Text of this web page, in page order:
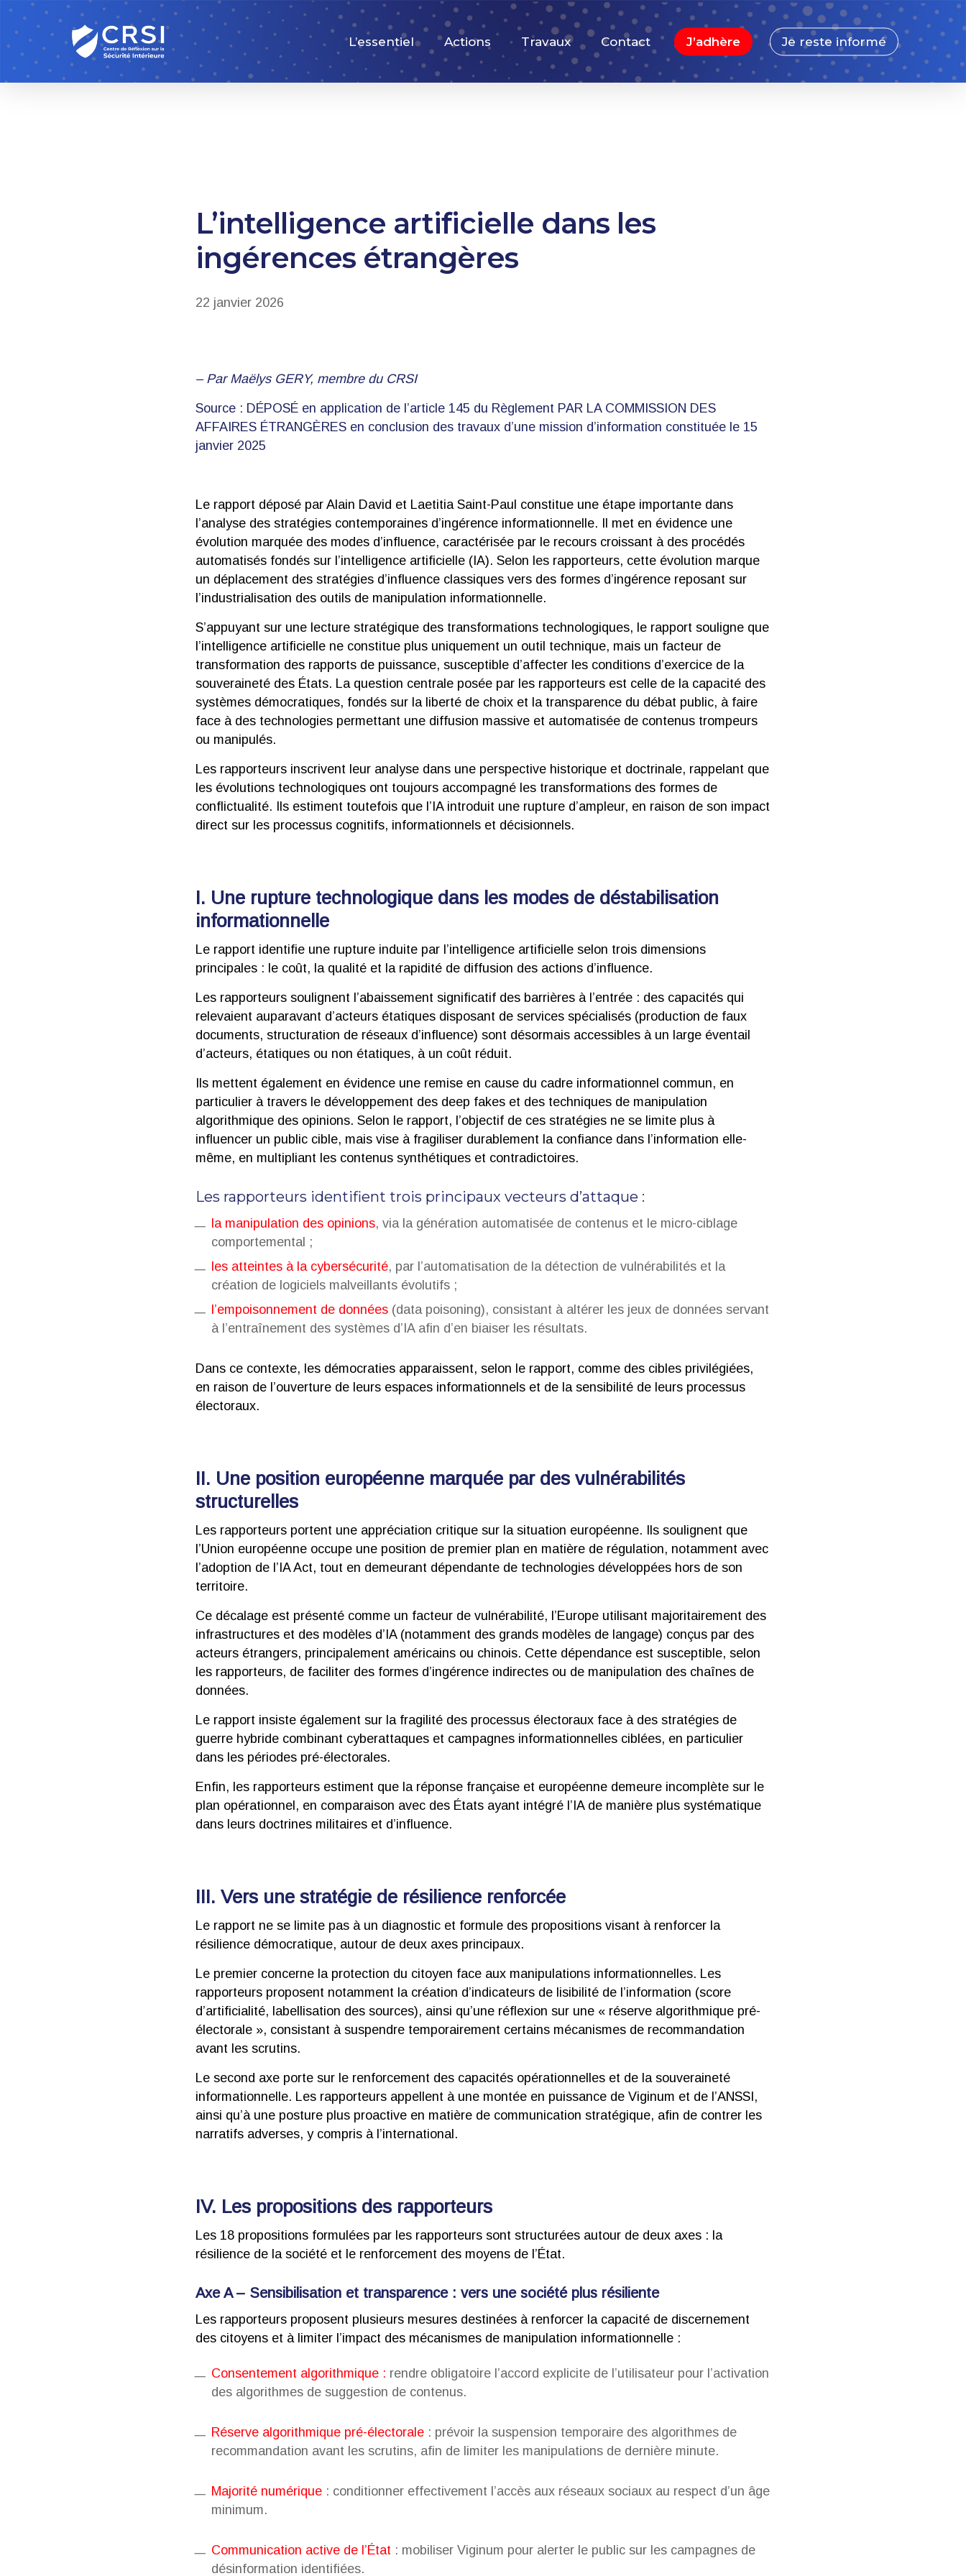
Skip
main
content
L’essentiel Actions Travaux Contact J’adhère Je reste informé
L’intelligence artificielle dans les
ingérences étrangères
22 janvier 2026
– Par Maëlys GERY, membre du CRSI
Source : DÉPOSÉ en application de l’article 145 du Règlement PAR LA COMMISSION DES
AFFAIRES ÉTRANGÈRES en conclusion des travaux d’une mission d’information constituée le 15
janvier 2025
Le rapport déposé par Alain David et Laetitia Saint-Paul constitue une étape importante dans
l’analyse des stratégies contemporaines d’ingérence informationnelle. Il met en évidence une
évolution marquée des modes d’influence, caractérisée par le recours croissant à des procédés
automatisés fondés sur l’intelligence artificielle (IA). Selon les rapporteurs, cette évolution marque
un déplacement des stratégies d’influence classiques vers des formes d’ingérence reposant sur
l’industrialisation des outils de manipulation informationnelle.
S’appuyant sur une lecture stratégique des transformations technologiques, le rapport souligne que
l’intelligence artificielle ne constitue plus uniquement un outil technique, mais un facteur de
transformation des rapports de puissance, susceptible d’affecter les conditions d’exercice de la
souveraineté des États. La question centrale posée par les rapporteurs est celle de la capacité des
systèmes démocratiques, fondés sur la liberté de choix et la transparence du débat public, à faire
face à des technologies permettant une diffusion massive et automatisée de contenus trompeurs
ou manipulés.
Les rapporteurs inscrivent leur analyse dans une perspective historique et doctrinale, rappelant que
les évolutions technologiques ont toujours accompagné les transformations des formes de
conflictualité. Ils estiment toutefois que l’IA introduit une rupture d’ampleur, en raison de son impact
direct sur les processus cognitifs, informationnels et décisionnels.
I. Une rupture technologique dans les modes de déstabilisation
informationnelle
Le rapport identifie une rupture induite par l’intelligence artificielle selon trois dimensions
principales : le coût, la qualité et la rapidité de diffusion des actions d’influence.
Les rapporteurs soulignent l’abaissement significatif des barrières à l’entrée : des capacités qui
relevaient auparavant d’acteurs étatiques disposant de services spécialisés (production de faux
documents, structuration de réseaux d’influence) sont désormais accessibles à un large éventail
d’acteurs, étatiques ou non étatiques, à un coût réduit.
Ils mettent également en évidence une remise en cause du cadre informationnel commun, en
particulier à travers le développement des deep fakes et des techniques de manipulation
algorithmique des opinions. Selon le rapport, l’objectif de ces stratégies ne se limite plus à
influencer un public cible, mais vise à fragiliser durablement la confiance dans l’information elle-
même, en multipliant les contenus synthétiques et contradictoires.
Les rapporteurs identifient trois principaux vecteurs d’attaque :
la manipulation des opinions, via la génération automatisée de contenus et le micro-ciblage
comportemental ;
les atteintes à la cybersécurité, par l’automatisation de la détection de vulnérabilités et la
création de logiciels malveillants évolutifs ;
l’empoisonnement de données (data poisoning), consistant à altérer les jeux de données servant
à l’entraînement des systèmes d’IA afin d’en biaiser les résultats.
Dans ce contexte, les démocraties apparaissent, selon le rapport, comme des cibles privilégiées,
en raison de l’ouverture de leurs espaces informationnels et de la sensibilité de leurs processus
électoraux.
II. Une position européenne marquée par des vulnérabilités
structurelles
Les rapporteurs portent une appréciation critique sur la situation européenne. Ils soulignent que
l’Union européenne occupe une position de premier plan en matière de régulation, notamment avec
l’adoption de l’IA Act, tout en demeurant dépendante de technologies développées hors de son
territoire.
Ce décalage est présenté comme un facteur de vulnérabilité, l’Europe utilisant majoritairement des
infrastructures et des modèles d’IA (notamment des grands modèles de langage) conçus par des
acteurs étrangers, principalement américains ou chinois. Cette dépendance est susceptible, selon
les rapporteurs, de faciliter des formes d’ingérence indirectes ou de manipulation des chaînes de
données.
Le rapport insiste également sur la fragilité des processus électoraux face à des stratégies de
guerre hybride combinant cyberattaques et campagnes informationnelles ciblées, en particulier
dans les périodes pré-électorales.
Enfin, les rapporteurs estiment que la réponse française et européenne demeure incomplète sur le
plan opérationnel, en comparaison avec des États ayant intégré l’IA de manière plus systématique
dans leurs doctrines militaires et d’influence.
III. Vers une stratégie de résilience renforcée
Le rapport ne se limite pas à un diagnostic et formule des propositions visant à renforcer la
résilience démocratique, autour de deux axes principaux.
Le premier concerne la protection du citoyen face aux manipulations informationnelles. Les
rapporteurs proposent notamment la création d’indicateurs de lisibilité de l’information (score
d’artificialité, labellisation des sources), ainsi qu’une réflexion sur une « réserve algorithmique pré-
électorale », consistant à suspendre temporairement certains mécanismes de recommandation
avant les scrutins.
Le second axe porte sur le renforcement des capacités opérationnelles et de la souveraineté
informationnelle. Les rapporteurs appellent à une montée en puissance de Viginum et de l’ANSSI,
ainsi qu’à une posture plus proactive en matière de communication stratégique, afin de contrer les
narratifs adverses, y compris à l’international.
IV. Les propositions des rapporteurs
Les 18 propositions formulées par les rapporteurs sont structurées autour de deux axes : la
résilience de la société et le renforcement des moyens de l’État.
Axe A – Sensibilisation et transparence : vers une société plus résiliente
Les rapporteurs proposent plusieurs mesures destinées à renforcer la capacité de discernement
des citoyens et à limiter l’impact des mécanismes de manipulation informationnelle :
Consentement algorithmique : rendre obligatoire l’accord explicite de l’utilisateur pour l’activation
des algorithmes de suggestion de contenus.
Réserve algorithmique pré-électorale : prévoir la suspension temporaire des algorithmes de
recommandation avant les scrutins, afin de limiter les manipulations de dernière minute.
Majorité numérique : conditionner effectivement l’accès aux réseaux sociaux au respect d’un âge
minimum.
Communication active de l’État : mobiliser Viginum pour alerter le public sur les campagnes de
désinformation identifiées.